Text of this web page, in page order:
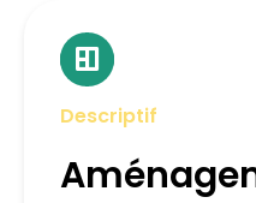
Descriptif